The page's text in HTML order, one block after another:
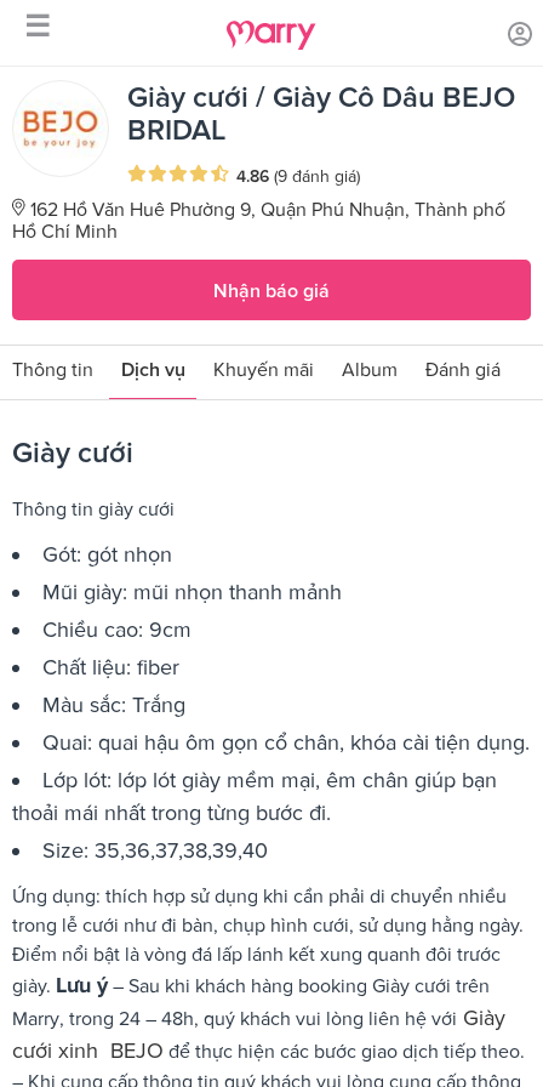
☰
Trang chủ Sản phẩm dịch vụ / Giày cưới
Giày cưới / Giày Cô Dâu BEJO
BRIDAL
4.86 (9 đánh giá)
162 Hồ Văn Huê Phường 9, Quận Phú Nhuận, Thành phố
Hồ Chí Minh
Nhận báo giá
Thông tin Dịch vụ Khuyến mãi Album Đánh giá
Giày cưới
Thông tin giày cưới
Gót: gót nhọn
Mũi giày: mũi nhọn thanh mảnh
Chiều cao: 9cm
Chất liệu: fiber
Màu sắc: Trắng
Quai: quai hậu ôm gọn cổ chân, khóa cài tiện dụng.
Lớp lót: lớp lót giày mềm mại, êm chân giúp bạn
thoải mái nhất trong từng bước đi.
Size: 35,36,37,38,39,40
Ứng dụng: thích hợp sử dụng khi cần phải di chuyển nhiều
trong lễ cưới như đi bàn, chụp hình cưới, sử dụng hằng ngày.
Điểm nổi bật là vòng đá lấp lánh kết xung quanh đôi trước
giày. Lưu ý– Sau khi khách hàng booking Giày cưới trên
Marry, trong 24 – 48h, quý khách vui lòng liên hệ với Giày
cưới xinh BEJO để thực hiện các bước giao dịch tiếp theo.
– Khi cung cấp thông tin quý khách vui lòng cung cấp thông